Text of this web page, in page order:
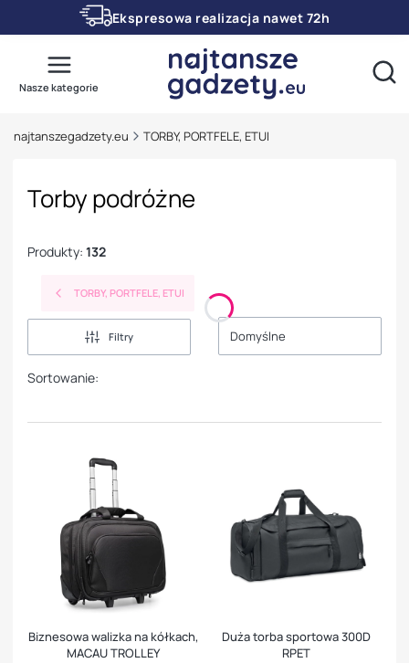
Ekspresowa realizacja nawet 72h
Nasze kategorie
najtanszegadzety.eu TORBY, PORTFELE, ETUI
Torby podróżne
Produkty: 132
TORBY, PORTFELE, ETUI
Filtry
Sortowanie:
Domyślne
Biznesowa walizka na kółkach,
MACAU TROLLEY
Duża torba sportowa 300D
RPET